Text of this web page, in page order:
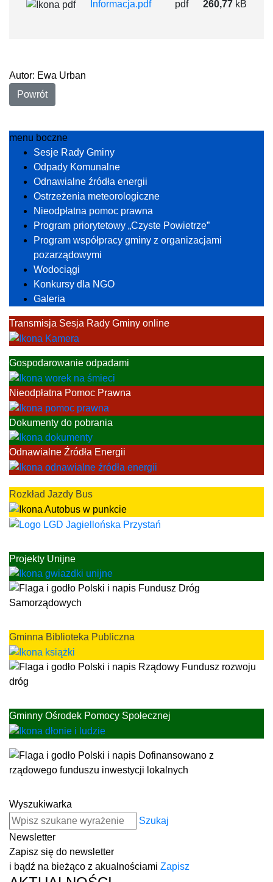
Informacja.pdf pdf 260,77 kB
Autor: Ewa Urban
Powrót
menu boczne
Sesje Rady Gminy
Odpady Komunalne
Odnawialne źródła energii
Ostrzeżenia meteorologiczne
Nieodpłatna pomoc prawna
Program priorytetowy „Czyste Powietrze”
Program współpracy gminy z organizacjami
pozarządowymi
Wodociągi
Konkursy dla NGO
Galeria
Transmisja Sesja Rady Gminy online
Gospodarowanie odpadami
Nieodpłatna Pomoc Prawna
Dokumenty do pobrania
Odnawialne Źródła Energii
Rozkład Jazdy Bus
Projekty Unijne
Gminna Biblioteka Publiczna
Gminny Ośrodek Pomocy Społecznej
Wyszukiwarka
Szukaj
Newsletter
Zapisz się do newsletter
i bądź na bieżąco z akualnościami Zapisz